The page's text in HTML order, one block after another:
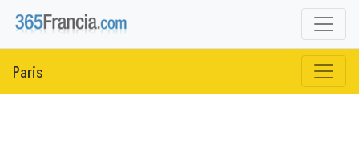
Paris